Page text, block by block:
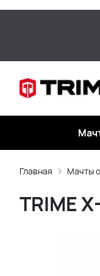
Главная Мачты
TRIME